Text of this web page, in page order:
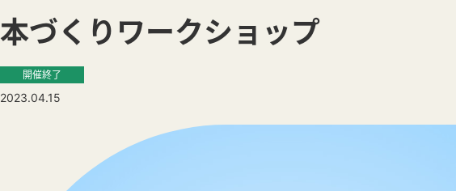
本づくりワークショップ
開催終了
2023.04.15